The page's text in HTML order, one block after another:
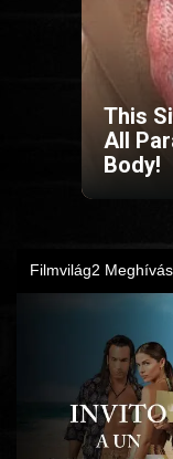
DRÁMA
This
All
Body!